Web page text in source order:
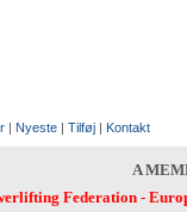
| Nyeste | Tilføj | Kontakt
A
Federation-